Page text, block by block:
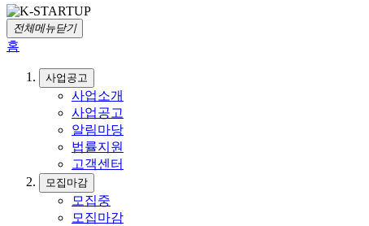
전체메뉴닫기
홈
사업공고
사업소개
사업공고
알림마당
법률지원
고객센터
모집마감
모집중
모집마감